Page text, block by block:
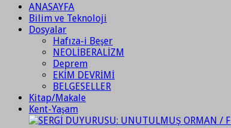
ANASAYFA
Bilim ve Teknoloji
Dosyalar
Hafıza-i Beşer
NEOLİBERALİZM
Deprem
EKİM DEVRİMİ
BELGESELLER
Kitap/Makale
Kent-Yaşam